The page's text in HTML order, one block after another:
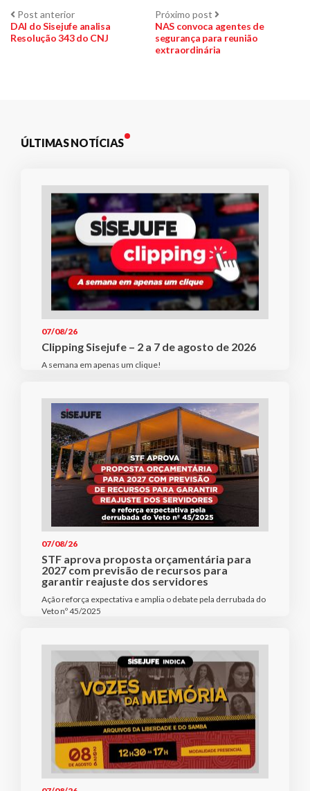
Navegação
de
Post anteriorPost
anterior:
DAI do Sisejufe analisa
Resolução 343 do CNJ
Próximo post Próximo
post:
NAS convoca agentes de
segurança para reunião
extraordinária
ÚLTIMAS NOTÍCIAS
07/08/26
Clipping Sisejufe – 2 a 7 de agosto de 2026
A semana em apenas um clique!
07/08/26
STF aprova proposta orçamentária para
2027 com previsão de recursos para
garantir reajuste dos servidores
Ação reforça expectativa e amplia o debate pela derrubada do
Veto nº 45/2025